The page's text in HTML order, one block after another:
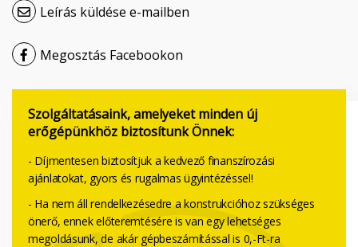
Українська
Leírás küldése e-mailben
Megosztás Facebookon
Szolgáltatásaink, amelyeket minden új
erőgépünkhöz biztosítunk Önnek:
- Díjmentesen biztosítjuk a kedvező finanszírozási
ajánlatokat, gyors és rugalmas ügyintézéssel!
- Ha nem áll rendelkezésedre a konstrukcióhoz szükséges
önerő, ennek előteremtésére is van egy lehetséges
megoldásunk, de akár gépbeszámítással is 0,-Ft-ra